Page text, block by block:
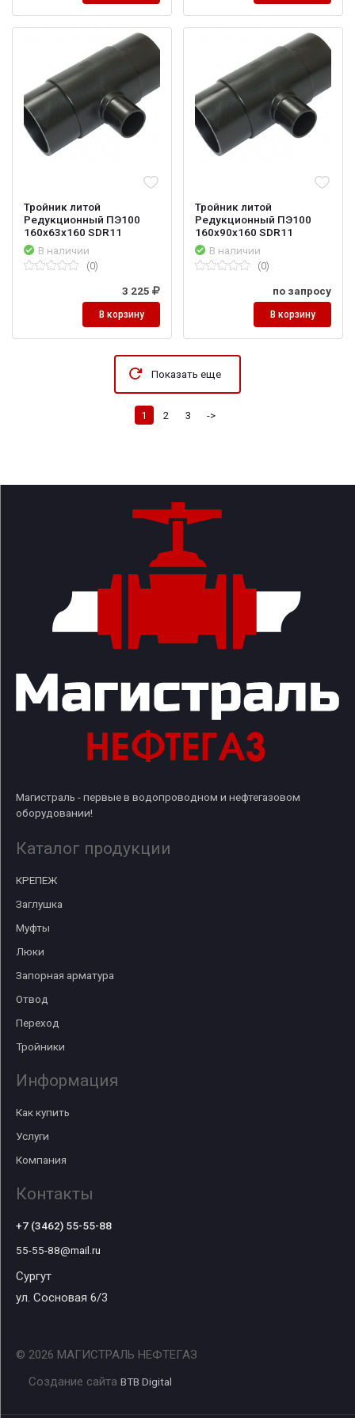
Тройник литой
Редукционный ПЭ100
160х63х160 SDR11
В наличии
(0)
3 225
В корзину
Тройник литой
Редукционный ПЭ100
160х90х160 SDR11
В наличии
(0)
по запросу
В корзину
Показать еще
1 2 3 ->
Магистраль - первые в водопроводном и нефтегазовом
оборудовании!
Каталог продукции
КРЕПЕЖ
Заглушка
Муфты
Люки
Запорная арматура
Отвод
Переход
Тройники
Информация
Как купить
Услуги
Компания
Контакты
+7 (3462) 55-55-88
55-55-88@mail.ru
Сургут
ул. Сосновая 6/3
© 2026 МАГИСТРАЛЬ НЕФТЕГАЗ
Создание сайта BTB Digital